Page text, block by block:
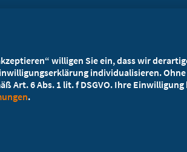
Kostenlos für
willigen Sie ein, dass wir
individualisieren.
Art. 6 Abs. 1 lit. f DSGVO. Ihre Einwilligung
.